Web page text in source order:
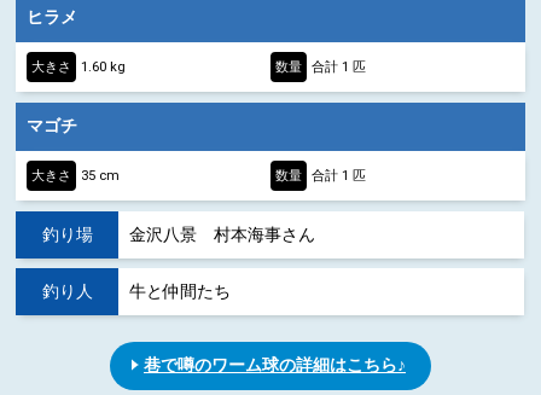
ヒラメ
大きさ 1.60 kg 数量 合計 1 匹
マゴチ
大きさ 35 cm 数量 合計 1 匹
釣り場 金沢八景 村本海事さん
釣り人 牛と仲間たち
巷で噂のワーム球の詳細はこちら♪